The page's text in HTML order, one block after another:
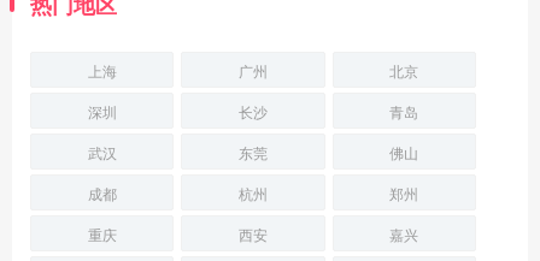
上海 广州
北京
深圳
长沙
青岛
武汉
东莞
佛山
成都
杭州
郑州
重庆
西安 嘉兴